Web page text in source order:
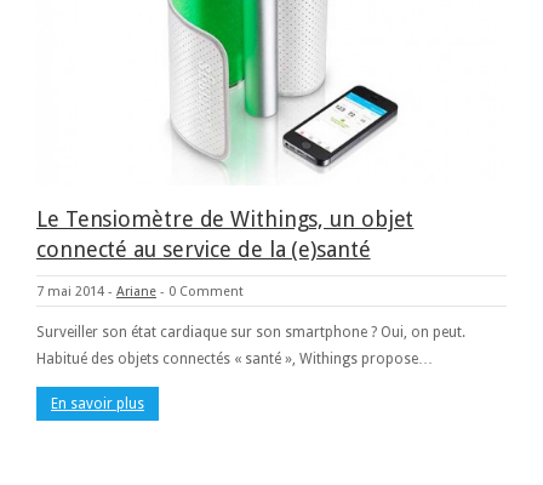
Le Tensiomètre de Withings, un objet
connecté au service de la (e)santé
7 mai 2014 - Ariane - 0 Comment
Surveiller son état cardiaque sur son smartphone ? Oui, on peut.
Habitué des objets connectés « santé », Withings propose…
En savoir plus